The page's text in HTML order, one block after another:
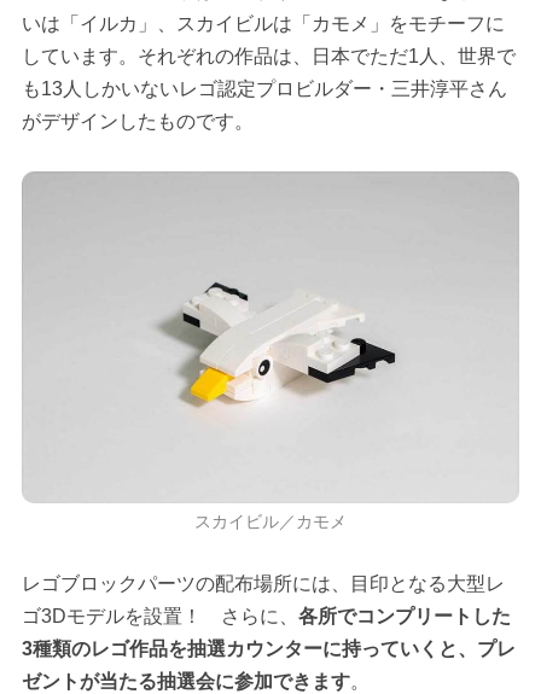
いは「イルカ」、スカイビルは「カモメ」をモチーフに
しています。それぞれの作品は、日本でただ1人、世界で
も13人しかいないレゴ認定プロビルダー・三井淳平さん
がデザインしたものです。
スカイビル／カモメ
レゴブロックパーツの配布場所には、目印となる大型レ
ゴ3Dモデルを設置！ さらに、 各所でコンプリートした
3種類のレゴ作品を抽選カウンターに持っていくと、プレ
ゼントが当たる抽選会に参加できます。